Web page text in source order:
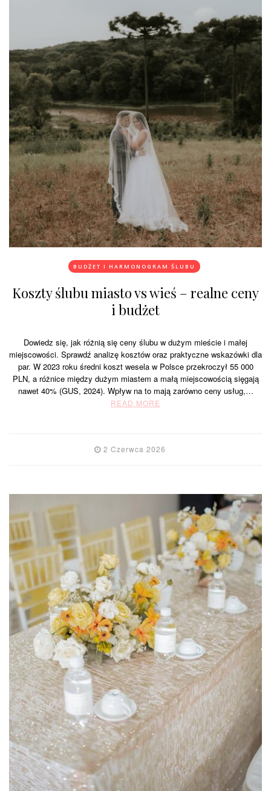
BUDŻET I HARMONOGRAM ŚLUBU
Koszty ślubu miasto vs wieś – realne ceny
i budżet
Dowiedz się, jak różnią się ceny ślubu w dużym mieście i małej
miejscowości. Sprawdź analizę kosztów oraz praktyczne wskazówki dla
par. W 2023 roku średni koszt wesela w Polsce przekroczył 55 000
PLN, a różnice między dużym miastem a małą miejscowością sięgają
nawet 40% (GUS, 2024). Wpływ na to mają zarówno ceny usług,…
READ MORE
2 Czerwca 2026